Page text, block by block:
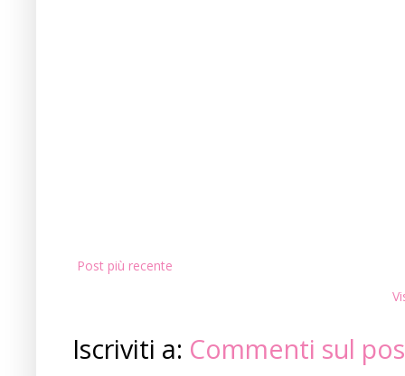
Post più recente
Iscriviti a: Commenti sul